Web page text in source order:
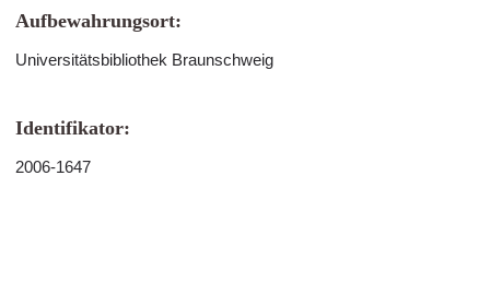
Aufbewahrungsort:
Universitätsbibliothek Braunschweig
Identifikator:
2006-1647